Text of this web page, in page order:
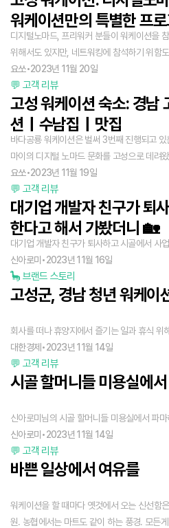
로컬 여행이라 정말 좋았습니다. 그리고 운영진 모두 친근하고 편하게 잘 대해주셨
습니다! 짱! 바다공룡 워케이션 참가 후 경남 고성은 저에게 포근하고 매력적인 지역
으로 남을 것 같아요. 사람들이 정말 좋고 따스한 정이 느껴졌거든요. 1년에 한 번쯤
꼭 찾고 싶을 만큼 편안했습니다.
워케이션만의 특별한 프
디지털노마드, 프리워커 분들이 워케이션을
위해서도 있지만, 네트워킹에 참석하기 위함도 있습니다. 바다공룡
다양한 프로그램들이 준비되어 있습니다. 워낙 알찬 프로그램들이라 참여하시면 또
색다른 추억을 쌓을 수 있을 거예요.
요쏘•2023년 11월 20일
💬 고객 리뷰
고성 워케이션 숙소: 경남
션｜수남집｜맛집
바다공룡 워케이션은 벌써 3번째 진행되고
마이의 디지털 노마드 문화를 고성으로 데려왔습니다. 바다공룡 워케이
년들이 기획 및 운영하고 있어 로컬과 맞닿은
요가, 유리공예 클래스를 진행하기도 하고, 솔
도 해요. 워케이션인만큼 업무에 몰입했다가, 노트북을 덮고는 고성 시내 곳곳을 돌
아다니곤 했습니다. 함께 참석한 분과는 따로
워킹의 기회도 마련되고요.
요쏘•2023년 11월 19일
💬 고객 리뷰
대기업 개발자 친구가 퇴
한다고 해서 가봤더니 🏡
대기업 개발자 친구가 퇴사하고 시골에서
신아로미 •2023년 11월 16일
🦕 브랜드 스토리
고성군, 경남 청년 워케이
회사를 떠나 휴양지에서 즐기는 일과 휴식 위
대한경제 •2023년 11월 14일
💬 고객 리뷰
시골 할머니들 미용실에
신아로미님의 시골 할머니들 미용실에서 파
신아로미 •2023년 11월 14일
💬 고객 리뷰
바쁜 일상에서 여유를
워케이션을 할 때마다 옛것에서 오는 신선함
원. 농협에서는 마트도 같이 하는 풍경. 모든